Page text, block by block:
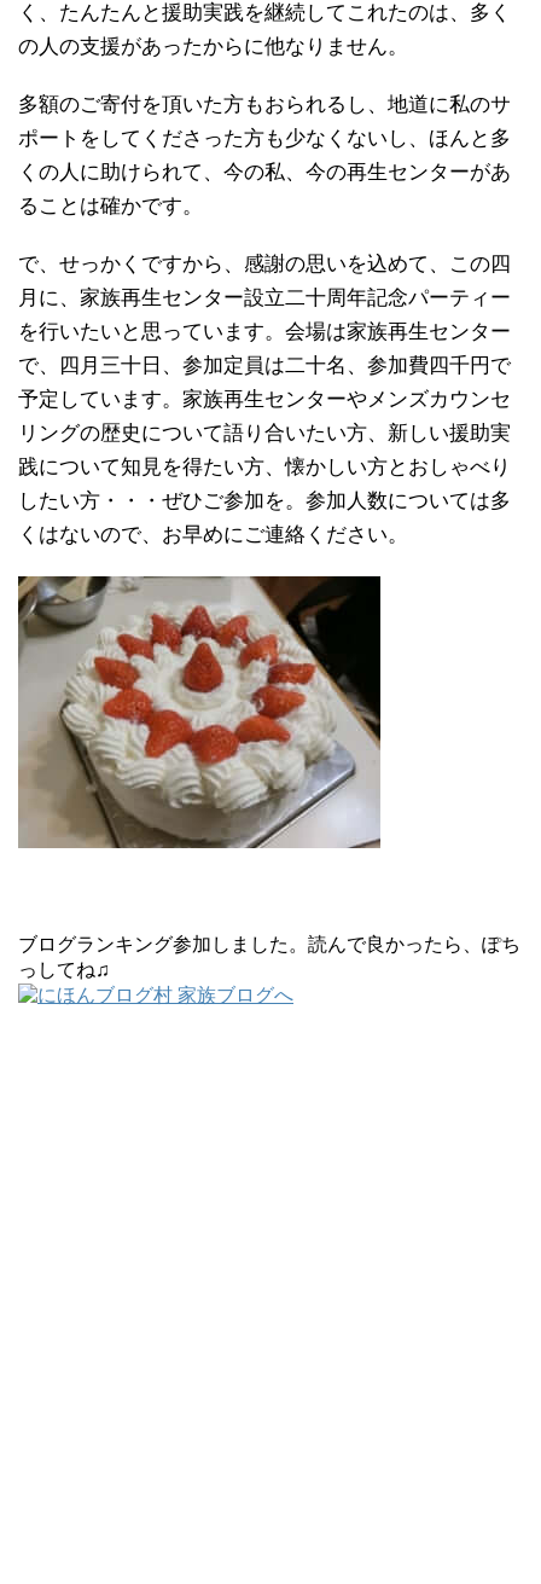
く、たんたんと援助実践を継続してこれたのは、多く
の人の支援があったからに他なりません。
多額のご寄付を頂いた方もおられるし、地道に私のサ
ポートをしてくださった方も少なくないし、ほんと多
くの人に助けられて、今の私、今の再生センターがあ
ることは確かです。
で、せっかくですから、感謝の思いを込めて、この四
月に、家族再生センター設立二十周年記念パーティー
を行いたいと思っています。会場は家族再生センター
で、四月三十日、参加定員は二十名、参加費四千円で
予定しています。家族再生センターやメンズカウンセ
リングの歴史について語り合いたい方、新しい援助実
践について知見を得たい方、懐かしい方とおしゃべり
したい方・・・ぜひご参加を。参加人数については多
くはないので、お早めにご連絡ください。
ブログランキング参加しました。読んで良かったら、ぽち
っしてね♫